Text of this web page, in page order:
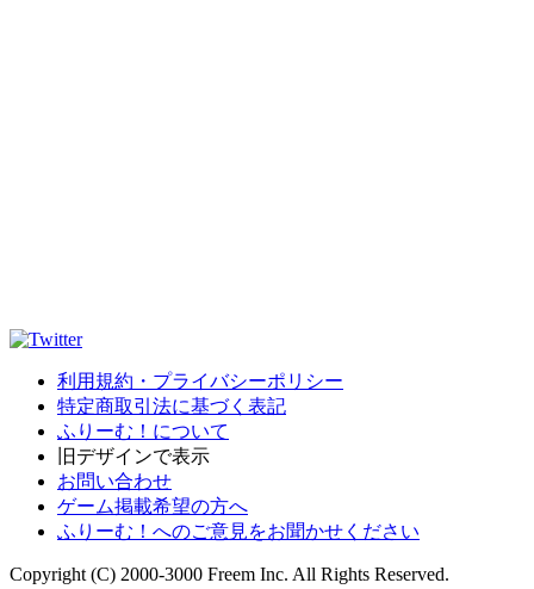
利用規約・プライバシーポリシー
特定商取引法に基づく表記
ふりーむ！について
旧デザインで表示
お問い合わせ
ゲーム掲載希望の方へ
ふりーむ！へのご意見をお聞かせください
Copyright (C) 2000-3000 Freem Inc. All Rights Reserved.